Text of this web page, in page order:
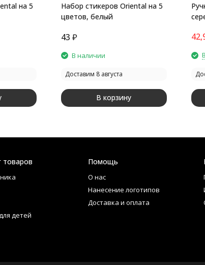
на 5
Набор стикеров Oriental на 5
цветов, белый
43 ₽
В наличии
Доставим 8 августа
В корзину
товаров
детей
Помощь
О нас
Нанесение логотипов
Доставка и оплата